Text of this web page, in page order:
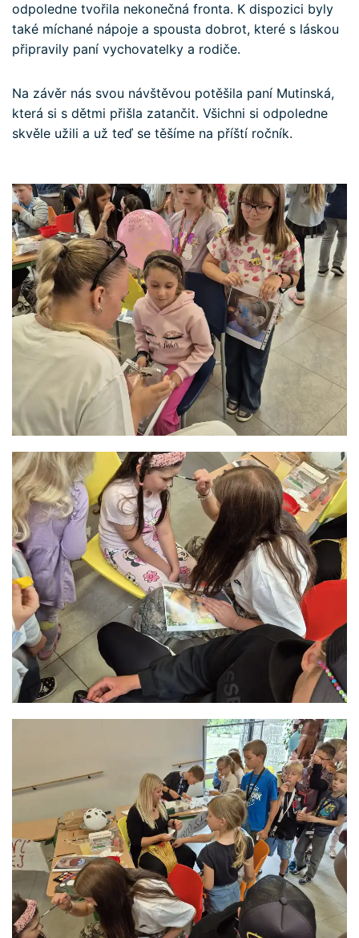
odpoledne tvořila nekonečná fronta. K dispozici byly
také míchané nápoje a spousta dobrot, které s láskou
připravily paní vychovatelky a rodiče.
Na závěr nás svou návštěvou potěšila paní Mutinská,
která si s dětmi přišla zatančit. Všichni si odpoledne
skvěle užili a už teď se těšíme na příští ročník.